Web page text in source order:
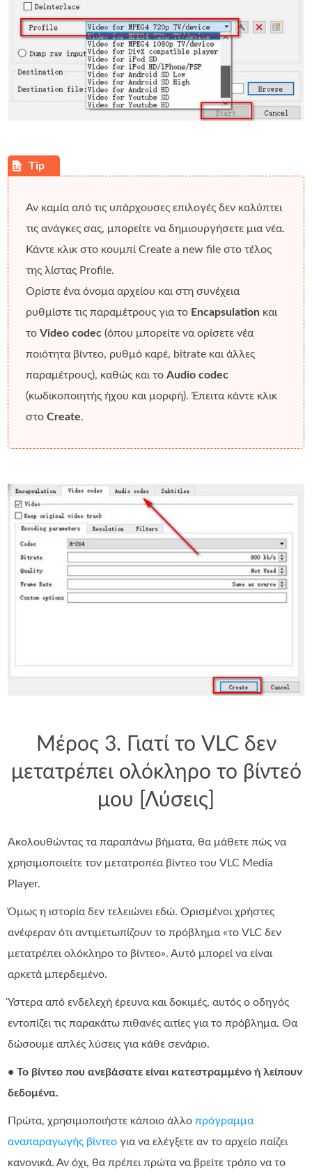
Αν καμία από τις υπάρχουσες επιλογές δεν καλύπτει
τις ανάγκες σας, μπορείτε να δημιουργήσετε μια νέα.
Κάντε κλικ στο κουμπίCreate a new file στο τέλος
της λίστας Profile.
Ορίστε ένα όνομα αρχείου και στη συνέχεια
ρυθμίστε τις παραμέτρους για το Encapsulation και
τοVideo codec (όπου μπορείτε να ορίσετε νέα
ποιότητα βίντεο, ρυθμό καρέ, bitrate και άλλες
παραμέτρους), καθώς και τοAudio codec
(κωδικοποιητής ήχου και μορφή). Έπειτα κάντε κλικ
στοCreate.
Μέρος 3. Γιατί το VLC δεν
μετατρέπει ολόκληρο το βίντεό
μου [Λύσεις]
Ακολουθώντας τα παραπάνω βήματα, θα μάθετε πώς να
χρησιμοποιείτε τον μετατροπέα βίντεο του VLC Media
Player.
Όμως η ιστορία δεν τελειώνει εδώ. Ορισμένοι χρήστες
ανέφεραν ότι αντιμετωπίζουν το πρόβλημα «το VLC δεν
μετατρέπει ολόκληρο το βίντεο». Αυτό μπορεί να είναι
αρκετά μπερδεμένο.
Ύστερα από ενδελεχή έρευνα και δοκιμές, αυτός ο οδηγός
εντοπίζει τις παρακάτω πιθανές αιτίες για το πρόβλημα. Θα
δώσουμε απλές λύσεις για κάθε σενάριο.
• Το βίντεο που ανεβάσατε είναι κατεστραμμένο ή λείπουν
δεδομένα.
Πρώτα, χρησιμοποιήστε κάποιο άλλοπρόγραμμα
αναπαραγωγής βίντεο για να ελέγξετε αν το αρχείο παίζει
κανονικά. Αν όχι, θα πρέπει πρώτα να βρείτε τρόπο να το